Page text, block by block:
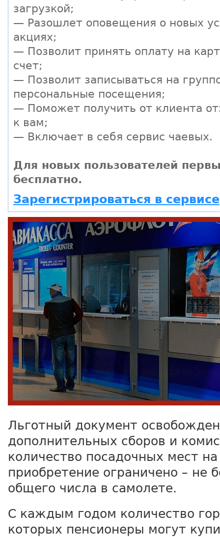
загрузкой;
— Разошлет оповещения о новых
акциях;
— Позволит принять оплату на
счет;
— Позволит записываться на
персональные посещения;
— Поможет получить от клиента
к вам;
— Включает в себя сервис чаевых.
Для новых пользователей
бесплатно.
Зарегистрироваться в сервисе
Льготный документ
дополнительных сборов и
количество посадочных мест на
приобретение ограничено – не
общего числа в самолете.
С каждым годом количество
которых пенсионеры могут